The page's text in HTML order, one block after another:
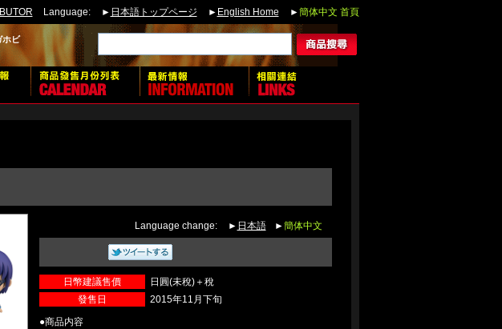
Language: ► 日本語トップページ ► English Home ►簡体中文 首頁
ホビ
Language change: ► 日本語 ►簡体中文
日幣建議售價
日圓(未稅)＋稅
發售日
2015年11月下旬
●商品内容